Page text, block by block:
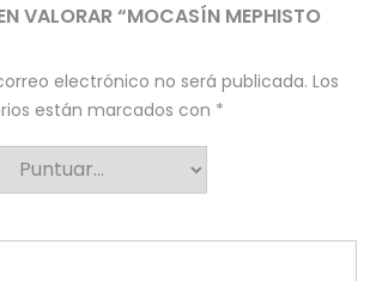
VALORAR “MOCASÍN MEPHISTO
electrónico no será publicada. Los
están marcados con *